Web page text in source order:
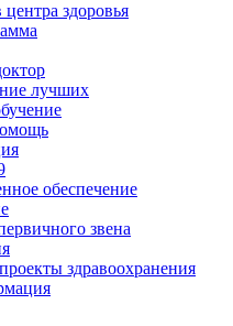
здоровья
лучших
обеспечение
звена
здравоохранения